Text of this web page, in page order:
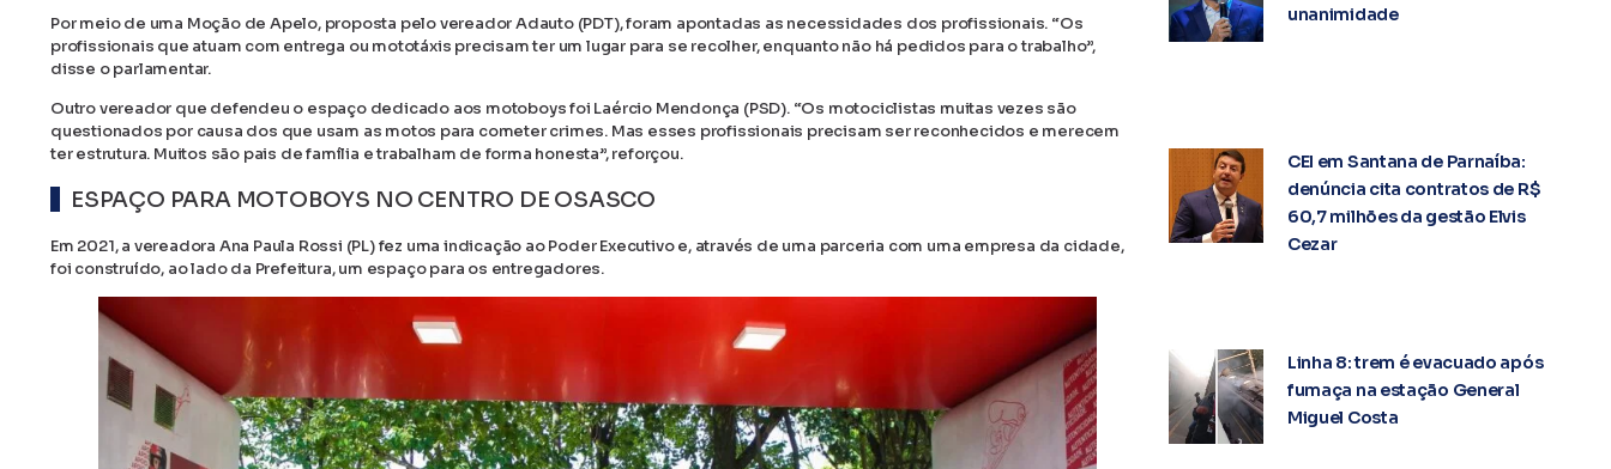
Por meio de uma Moção de Apelo, proposta pelo vereador Adauto (PDT), foram apontadas as necessidades dos profissionais. “Os
profissionais que atuam com entrega ou mototáxis precisam ter um lugar para se recolher, enquanto não há pedidos para o trabalho”,
disse o parlamentar.
Outro vereador que defendeu o espaço dedicado aos motoboys foi Laércio Mendonça (PSD). “Os motociclistas muitas vezes são
questionados por causa dos que usam as motos para cometer crimes. Mas esses profissionais precisam ser reconhecidos e merecem
ter estrutura. Muitos são pais de família e trabalham de forma honesta”, reforçou.
ESPAÇO PARA MOTOBOYS NO CENTRO DE OSASCO
Em 2021, a vereadora Ana Paula Rossi (PL) fez uma indicação ao Poder Executivo e, através de uma parceria com uma empresa da cidade,
foi construído, ao lado da Prefeitura, um espaço para os entregadores.
unanimidade
CEI em Santana de Parnaíba:
denúncia cita contratos de R$
60,7 milhões da gestão Elvis
Cezar
Linha 8: trem é evacuado após
fumaça na estação General
Miguel Costa